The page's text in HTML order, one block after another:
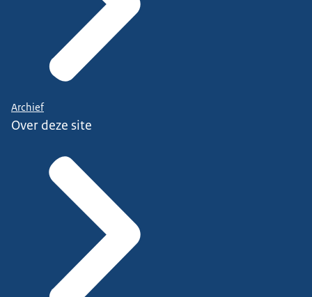
Archief
Over deze site